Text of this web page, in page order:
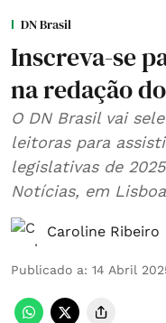
DN Brasil
Inscreva-se
na redação
O DN Brasil vai
leitoras para
legislativas de
Notícias, em
Caroline Ribeiro
Publicado a: 14 Abril